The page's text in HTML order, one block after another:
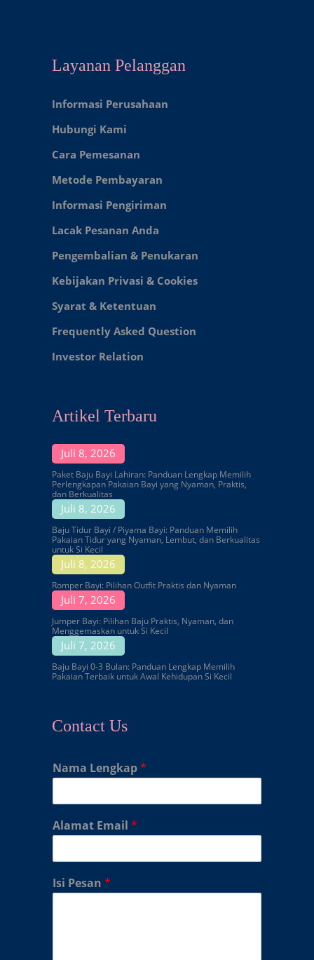
Layanan Pelanggan
Informasi Perusahaan
Hubungi Kami
Cara Pemesanan
Metode Pembayaran
Informasi Pengiriman
Lacak Pesanan Anda
Pengembalian & Penukaran
Kebijakan Privasi & Cookies
Syarat & Ketentuan
Frequently Asked Question
Investor Relation
Artikel Terbaru
Juli 8, 2026
Paket Baju Bayi Lahiran: Panduan Lengkap Memilih
Perlengkapan Pakaian Bayi yang Nyaman, Praktis,
dan Berkualitas
Juli 8, 2026
Baju Tidur Bayi / Piyama Bayi: Panduan Memilih
Pakaian Tidur yang Nyaman, Lembut, dan Berkualitas
untuk Si Kecil
Juli 8, 2026
Romper Bayi: Pilihan Outfit Praktis dan Nyaman
Juli 7, 2026
Jumper Bayi: Pilihan Baju Praktis, Nyaman, dan
Menggemaskan untuk Si Kecil
Juli 7, 2026
Baju Bayi 0-3 Bulan: Panduan Lengkap Memilih
Pakaian Terbaik untuk Awal Kehidupan Si Kecil
Contact Us
Nama Lengkap*
Alamat Email *
Isi Pesan *